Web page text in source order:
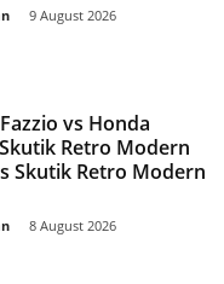
9 August 2026
vs Honda
Retro Modern
Skutik Retro Modern
8 August 2026